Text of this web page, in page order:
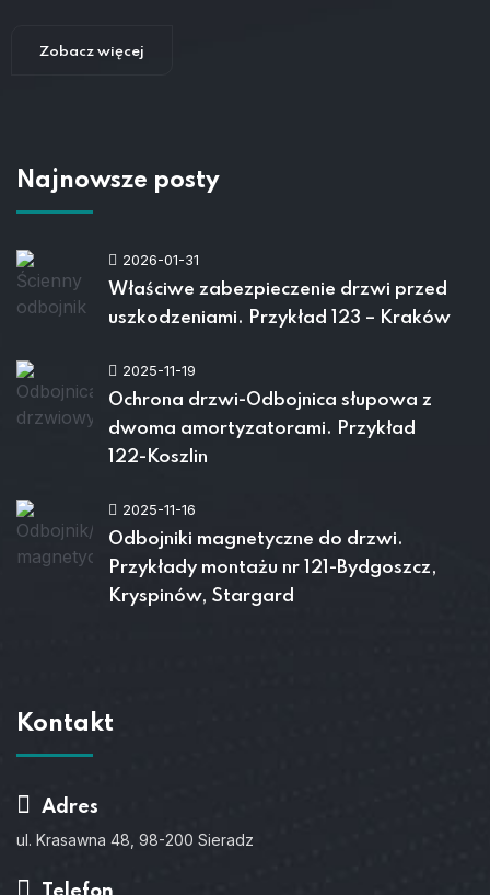
Zobacz więcej
Najnowsze posty
2026-01-31
Właściwe zabezpieczenie drzwi przed
uszkodzeniami. Przykład 123 – Kraków
2025-11-19
Ochrona drzwi-Odbojnica słupowa z
dwoma amortyzatorami. Przykład
122-Koszlin
2025-11-16
Odbojniki magnetyczne do drzwi.
Przykłady montażu nr 121-Bydgoszcz,
Kryspinów, Stargard
Kontakt
Adres
ul. Krasawna 48, 98-200 Sieradz